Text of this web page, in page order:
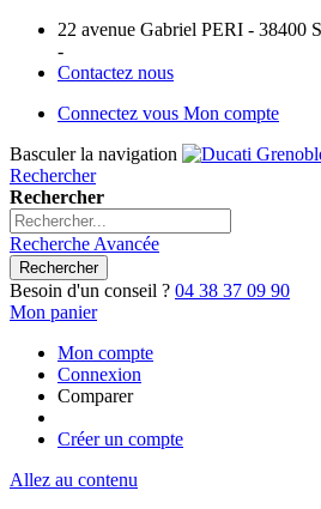
22 avenue Gabriel PERI - 38400
-
Contactez nous
Connectez vous Mon compte
Basculer la navigation
Rechercher
Rechercher
Recherche Avancée
Rechercher
Besoin d'un conseil ? 04 38 37 09 90
Mon panier
Mon compte
Connexion
Comparer
Créer un compte
Allez au contenu